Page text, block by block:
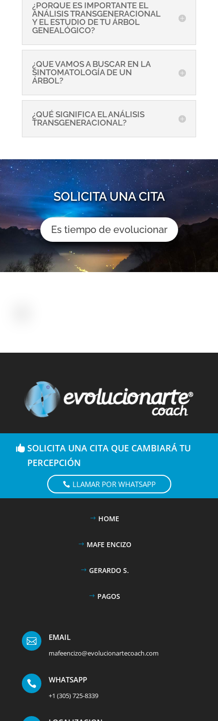
¿PORQUE ES IMPORTANTE EL
ANÁLISIS TRANSGENERACIONAL
Y EL ESTUDIO DE TU ÁRBOL
GENEALÓGICO?
¿QUE VAMOS A BUSCAR EN LA
SINTOMATOLOGÍA DE UN
ÁRBOL?
¿QUÉ SIGNIFICA EL ANÁLISIS
TRANSGENERACIONAL?
SOLICITA UNA CITA
Es tiempo de evolucionar
SOLICITA UNA CITA QUE CAMBIARÁ TU
PERCEPCIÓN
LLAMAR POR WHATSAPP
HOME
MAFE ENCIZO
GERARDO S.
PAGOS
 EMAIL
mafeencizo@evolucionartecoach.com
 WHATSAPP
+1 (305) 725-8339